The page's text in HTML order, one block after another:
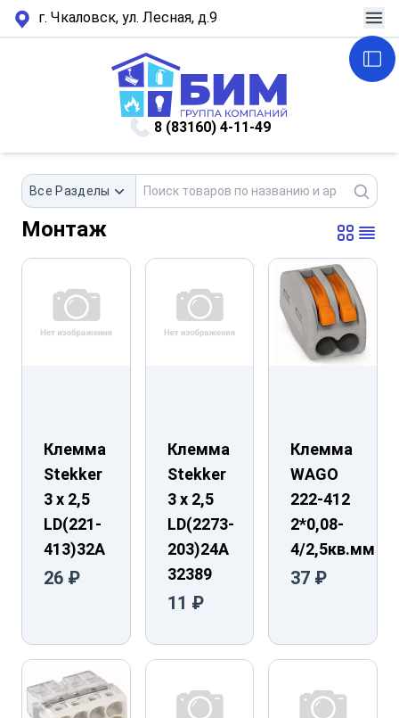
г. Чкаловск, ул. Лесная, д.9
8 (83160) 4-11-49
Все Разделы
Монтаж
Клемма
Stekker
3 х 2,5
LD(221-
413)32А
26 ₽
Клемма
Stekker
3 х 2,5
LD(2273-
203)24A
32389
11 ₽
Клемма
WAGO
222-412
2*0,08-
4/2,5кв.мм
37 ₽